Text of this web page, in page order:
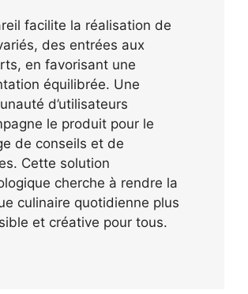
facilite la réalisation de
des entrées aux
en favorisant une
équilibrée. Une
d’utilisateurs
le produit pour le
de conseils et de
Cette solution
cherche à rendre la
culinaire quotidienne plus
et créative pour tous.